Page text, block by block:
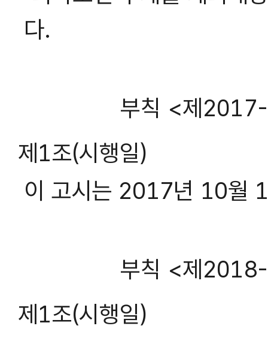
다.
부칙 <제
제1조(시행일)
이 고시는 2017년 10월
부칙 <제
제1조(시행일)